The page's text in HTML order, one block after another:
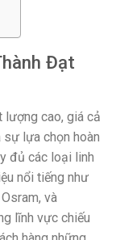
Đạt
lượng cao, giá cả
sự lựa chọn hoàn
đủ các loại linh
nổi tiếng như
và
lĩnh vực chiếu